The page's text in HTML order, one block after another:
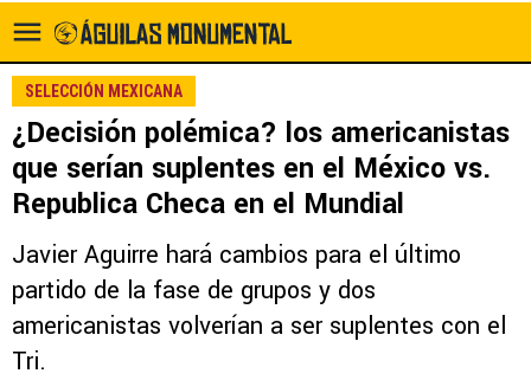
SELECCIÓN MEXICANA
¿Decisión polémica? los americanistas
que serían suplentes en el México vs.
Republica Checa en el Mundial
Javier Aguirre hará cambios para el último
partido de la fase de grupos y dos
americanistas volverían a ser suplentes con el
Tri.